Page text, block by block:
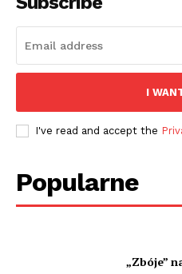
I
I've read and accept the
Popularne
„Zbóje”